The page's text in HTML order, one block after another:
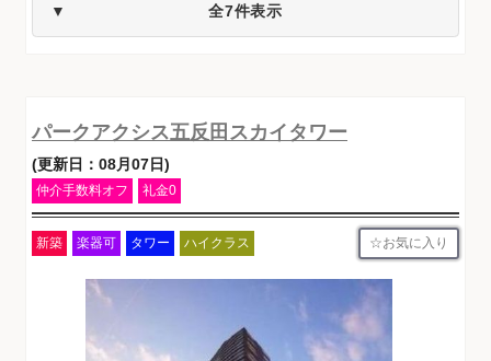
全7件表示
パークアクシス五反田スカイタワー
(更新日：08月07日)
仲介手数料オフ 礼金0
新築 楽器可 タワー ハイクラス お気に入り